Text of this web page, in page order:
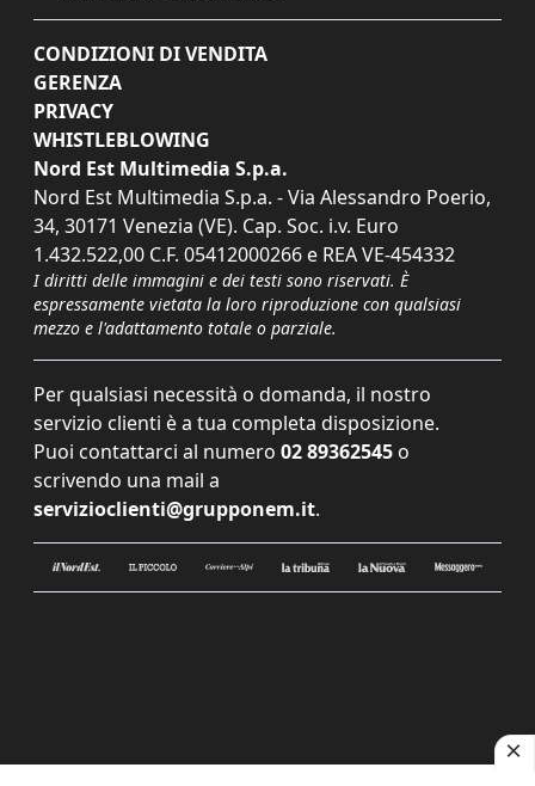
CONDIZIONI DI VENDITA
GERENZA
PRIVACY
WHISTLEBLOWING
Nord Est Multimedia S.p.a.
Nord Est Multimedia S.p.a. - Via Alessandro Poerio,
34, 30171 Venezia (VE). Cap. Soc. i.v. Euro
1.432.522,00 C.F. 05412000266 e REA VE-454332
I diritti delle immagini e dei testi sono riservati. È
espressamente vietata la loro riproduzione con qualsiasi
mezzo e l'adattamento totale o parziale.
Per qualsiasi necessità o domanda, il nostro
servizio clienti è a tua completa disposizione.
Puoi contattarci al numero 02 89362545 o
scrivendo una mail a
servizioclienti@grupponem.it.